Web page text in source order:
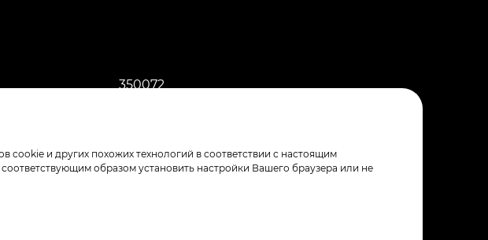
350072
cookie и других похожих технологий в соответствии с настоящим
образом установить настройки Вашего браузера или не